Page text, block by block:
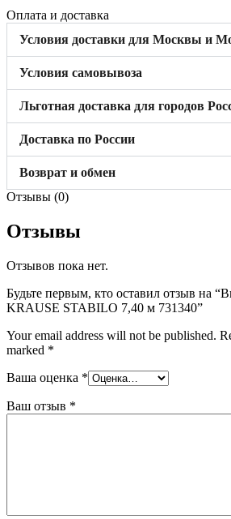
Оплата и доставка
Условия доставки для Москвы и
Условия самовывоза
Льготная доставка для городов
Доставка по России
Возврат и обмен
Отзывы (0)
Отзывы
Отзывов пока нет.
Будьте первым, кто оставил отзыв на
KRAUSE STABILO 7,40 м 731340”
Your email address will not be published.
marked *
Ваша оценка *
Ваш отзыв *